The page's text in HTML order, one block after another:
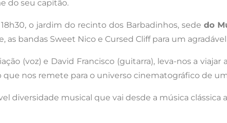
do seu capitão.
18h30, o jardim do recinto dos Barbadinhos, sededo
as bandas Sweet Nico e Cursed Cliff para um
(voz) e David Francisco (guitarra), leva-nos a
nos remete para o universo cinematográfico de
diversidade musical que vai desde a música